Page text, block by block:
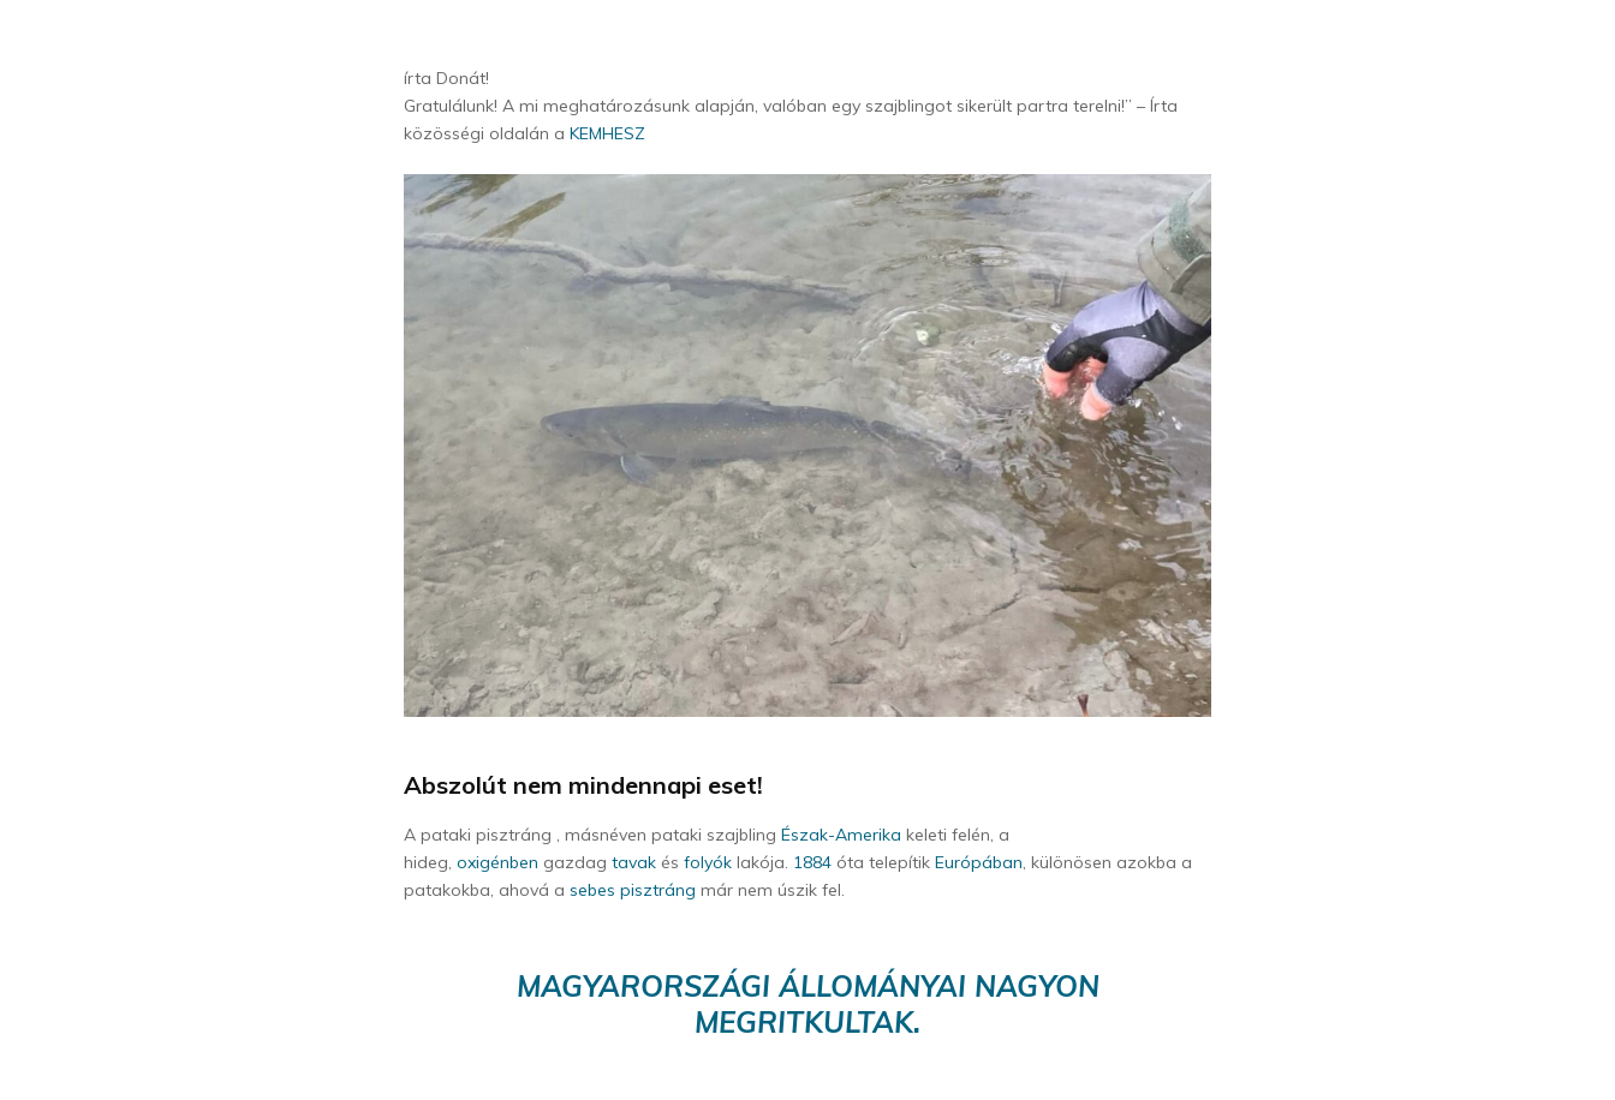
írta Donát!
Gratulálunk! A mi meghatározásunk alapján, valóban egy szajblingot sikerült partra terelni!” – Írta
közösségi oldalán aKEMHESZ
Abszolút nem mindennapi eset!
A pataki pisztráng , másnéven pataki szajblingÉszak-Amerika keleti felén, a
hideg,oxigénben gazdagtavak ésfolyók lakója. 1884 óta telepítikEurópában, különösen azokba a
patakokba, ahová asebes pisztráng már nem úszik fel.
MAGYARORSZÁGI ÁLLOMÁNYAI NAGYON
MEGRITKULTAK.